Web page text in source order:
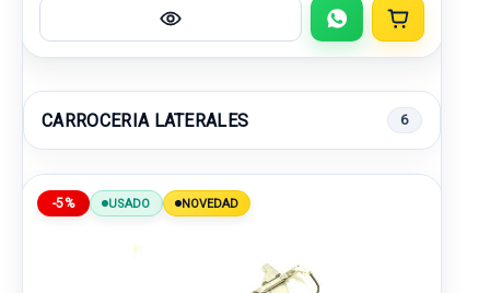
CARROCERIA LATERALES 6
-5% USADO NOVEDAD